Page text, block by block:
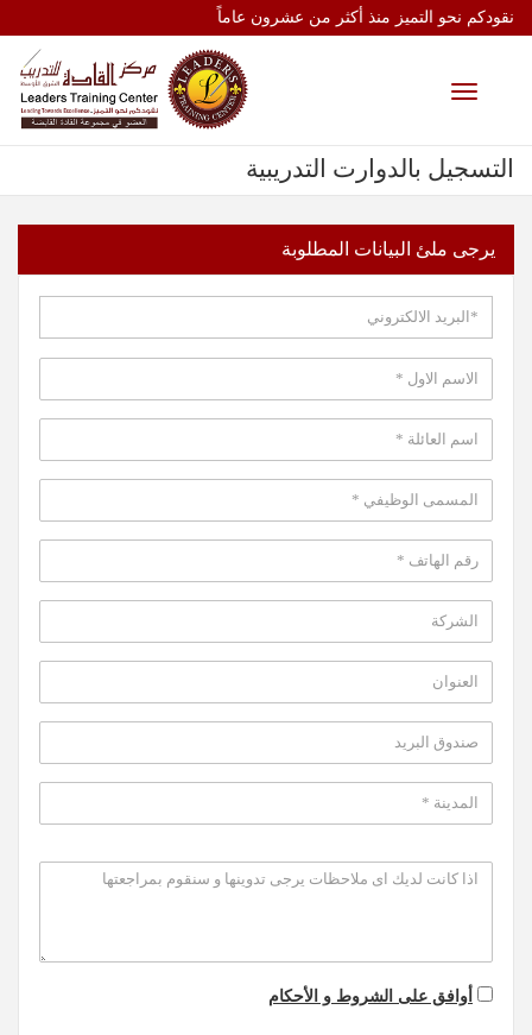
نقودكم نحو التميز منذ أكثر من عشرون عاماً
Toggle
التسجيل بالدوارت التدريبية
يرجى ملئ البيانات المطلوبة
أوافق على الشروط و الأحكام